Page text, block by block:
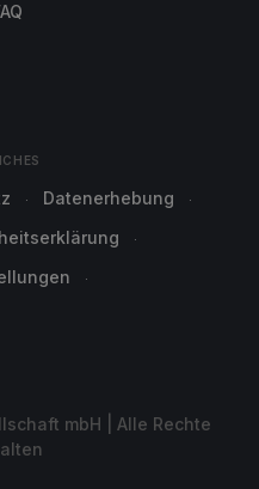
Datenerhebung
mbH | Alle Rechte